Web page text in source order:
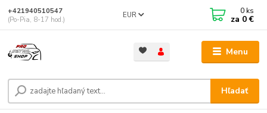
Menu
EUR
Hľadať
+421940510547
(Po-Pia, 8-17 hod.)
0 ks
za 0 €